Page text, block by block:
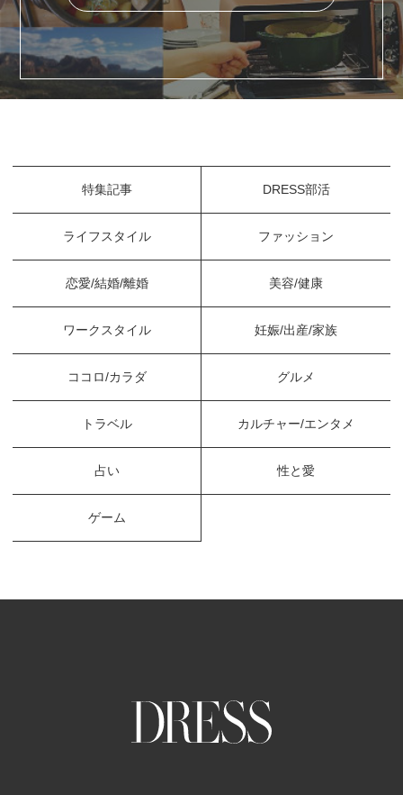
特集記事 DRESS部活
ライフスタイル ファッション
恋愛/結婚/離婚 美容/健康
ワークスタイル 妊娠/出産/家族
ココロ/カラダ グルメ
トラベル カルチャー/エンタメ
占い 性と愛
ゲーム